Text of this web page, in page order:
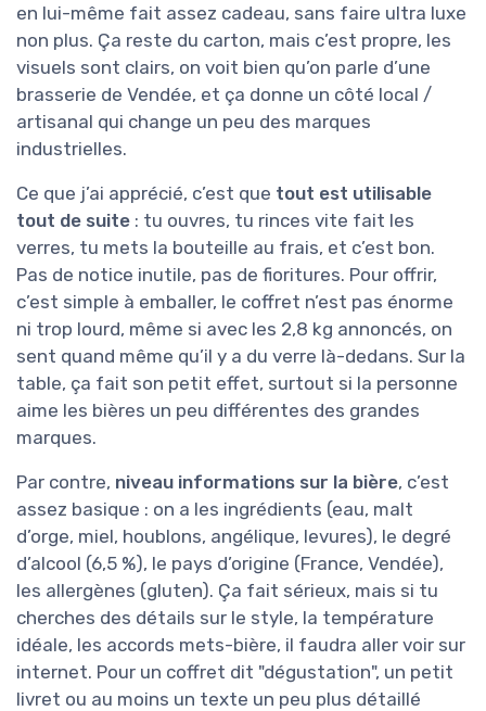
en lui-même fait assez cadeau, sans faire ultra luxe
non plus. Ça reste du carton, mais c’est propre, les
visuels sont clairs, on voit bien qu’on parle d’une
brasserie de Vendée, et ça donne un côté local /
artisanal qui change un peu des marques
industrielles.
Ce que j’ai apprécié, c’est que tout est utilisable
tout de suite : tu ouvres, tu rinces vite fait les
verres, tu mets la bouteille au frais, et c’est bon.
Pas de notice inutile, pas de fioritures. Pour offrir,
c’est simple à emballer, le coffret n’est pas énorme
ni trop lourd, même si avec les 2,8 kg annoncés, on
sent quand même qu’il y a du verre là-dedans. Sur la
table, ça fait son petit effet, surtout si la personne
aime les bières un peu différentes des grandes
marques.
Par contre, niveau informations sur la bière, c’est
assez basique : on a les ingrédients (eau, malt
d’orge, miel, houblons, angélique, levures), le degré
d’alcool (6,5 %), le pays d’origine (France, Vendée),
les allergènes (gluten). Ça fait sérieux, mais si tu
cherches des détails sur le style, la température
idéale, les accords mets-bière, il faudra aller voir sur
internet. Pour un coffret dit "dégustation", un petit
livret ou au moins un texte un peu plus détaillé